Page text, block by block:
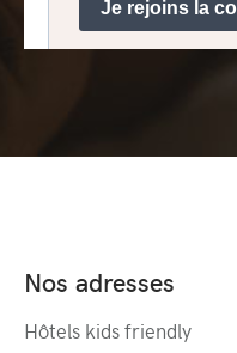
Nos adresses
Hôtels kids friendly